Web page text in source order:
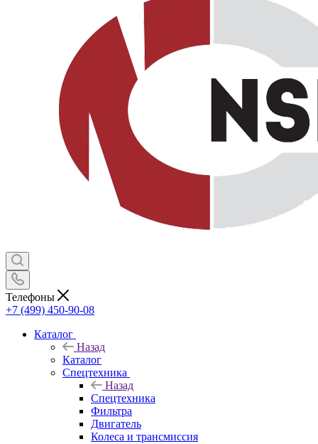
Телефоны
+7 (499) 450-90-08
Каталог
Назад
Каталог
Спецтехника
Назад
Спецтехника
Фильтра
Двигатель
Колеса и трансмиссия